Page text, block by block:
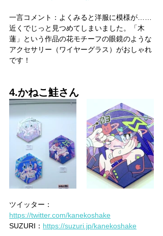
一言コメント：よくみると洋服に模様が……
近くでじっと見つめてしまいました。「木
蓮」という作品の花モチーフの眼鏡のような
アクセサリー（ワイヤーグラス）がおしゃれ
です！
4.かねこ鮭さん
ツイッター：
https://twitter.com/kanekoshake
SUZURI： https://suzuri.jp/kanekoshake